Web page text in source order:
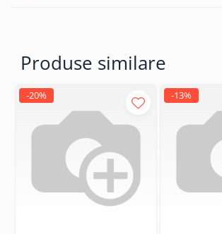
Produse similare
-20% -13%